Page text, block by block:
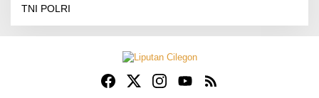
TNI POLRI